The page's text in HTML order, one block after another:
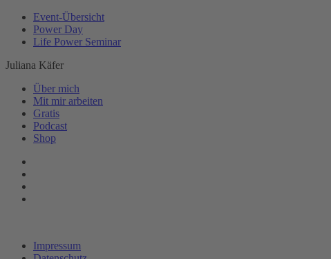
Event-Übersicht
Power Day
Life Power Seminar
Juliana Käfer
Über mich
Mit mir arbeiten
Gratis
Podcast
Shop
Impressum